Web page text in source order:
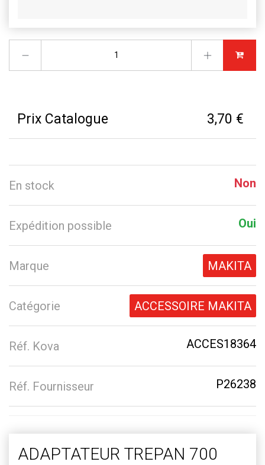
Prix Catalogue 3,70 €
En stock Non
Expédition possible Oui
Marque MAKITA
Catégorie ACCESSOIRE MAKITA
Réf. Kova ACCES18364
Réf. Fournisseur P26238
ADAPTATEUR TREPAN 700